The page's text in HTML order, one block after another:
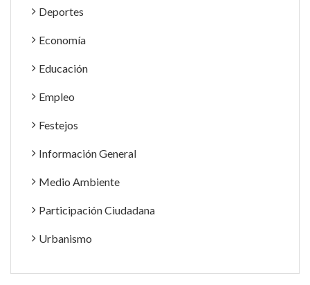
Deportes
Economía
Educación
Empleo
Festejos
Información General
Medio Ambiente
Participación Ciudadana
Urbanismo